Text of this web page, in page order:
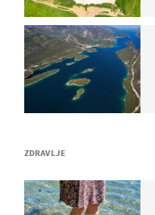
ZDRAVLJE